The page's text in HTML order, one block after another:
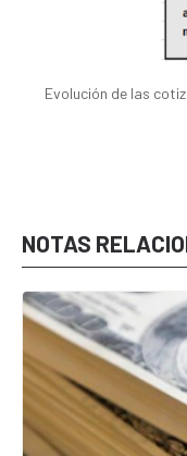
Evolución de las
NOTAS